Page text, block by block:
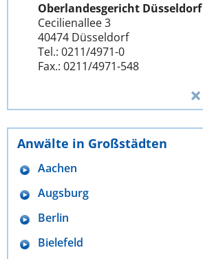
Oberlandesgericht Düsseldorf
Cecilienallee 3
40474 Düsseldorf
Tel.: 0211/4971-0
Fax.: 0211/4971-548
Anwälte in Großstädten
Aachen
Augsburg
Berlin
Bielefeld